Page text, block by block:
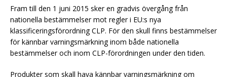
Fram till den 1 juni 2015 sker en gradvis övergång från
nationella bestämmelser mot regler i EU:s nya
klassificeringsförordning CLP. För den skull finns bestämmelser
för kännbar varningsmärkning inom både nationella
bestämmelser och inom CLP-förordningen under den tiden.
Produkter som skall hava kännbar varningsmärkning om